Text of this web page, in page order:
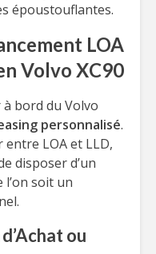
époustouflantes.
LOA
Volvo XC90
bord du Volvo
personnalisé.
LOA et LLD,
disposer d’un
l’on soit un
ou